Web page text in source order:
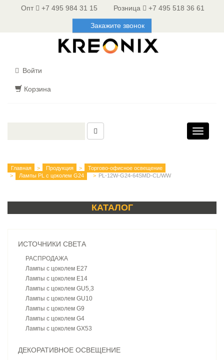
Опт +7 495 984 31 15 Розница +7 495 518 36 61
Закажите звонок
Войти
Корзина
Toggle
Главная Продукция
Торгово-офисное освещение
Лампы PL с цоколем G24
PL-12W-G24-64SMD-CL/WW
КАТАЛОГ
ИСТОЧНИКИ СВЕТА
РАСПРОДАЖА
Лампы с цоколем E27
Лампы с цоколем E14
Лампы с цоколем GU5,3
Лампы с цоколем GU10
Лампы с цоколем G9
Лампы с цоколем G4
Лампы с цоколем GX53
ДЕКОРАТИВНОЕ ОСВЕЩЕНИЕ